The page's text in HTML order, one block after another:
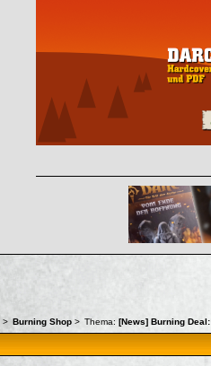
> Burning Shop> Thema: [News] Burning